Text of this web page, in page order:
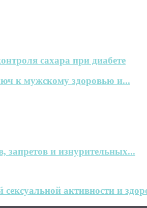
сахара при диабете
к мужскому здоровью и...
запретов и изнурительных...
активности и